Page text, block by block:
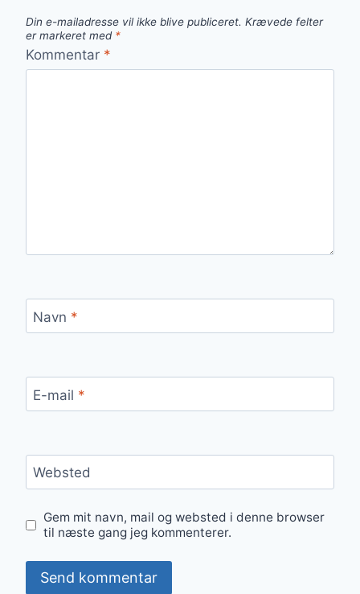
Din e-mailadresse vil ikke blive publiceret. Krævede felter
er markeret med *
Kommentar *
Navn *
E-mail *
Websted
Gem mit navn, mail og websted i denne browser
til næste gang jeg kommenterer.